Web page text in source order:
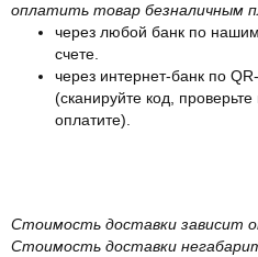
оплатить товар безналичным
через любой банк по
счете.
через интернет-банк по
(сканируйте код,
оплатите).
Стоимость доставки зависит
Стоимость доставки